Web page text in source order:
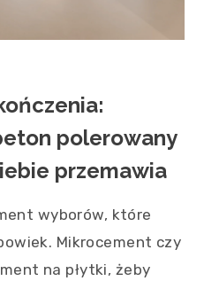
polerowany
przemawia
wyborów, które
Mikrocement czy
na płytki, żeby